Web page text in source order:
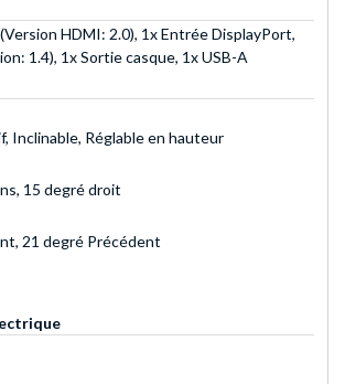
HDMI: 2.0), 1x Entrée DisplayPort,
1.4), 1x Sortie casque, 1x USB-A
Inclinable, Réglable en hauteur
15 degré droit
21 degré Précédent